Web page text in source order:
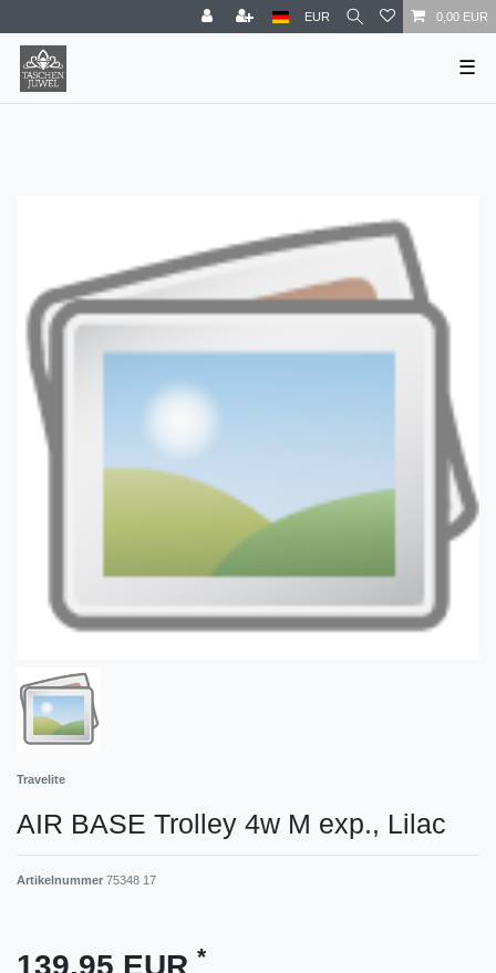
EUR 0,00 EUR
☰
Travelite
AIR BASE Trolley 4w M exp., Lilac
Artikelnummer 75348 17
139,95 EUR *